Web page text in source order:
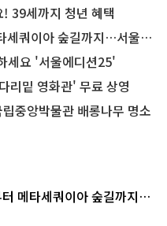
39세까지 청년 혜택
숲길까지…서울둘레길 15코스
세요 '서울에디션25'
리밑 영화관' 무료 상영
중앙박물관 배롱나무 명소
메타세쿼이아 숲길까지…